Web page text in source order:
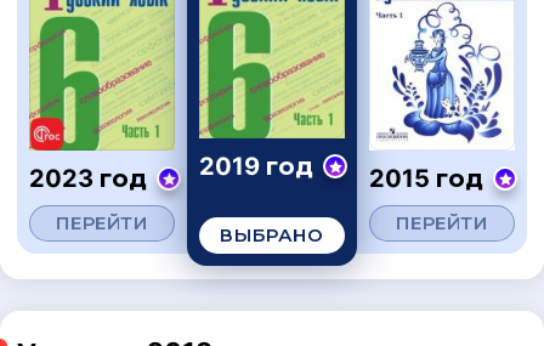
2023 год
ПЕРЕЙТИ
2019 год
ВЫБРАНО
2015 год
ПЕРЕЙТИ